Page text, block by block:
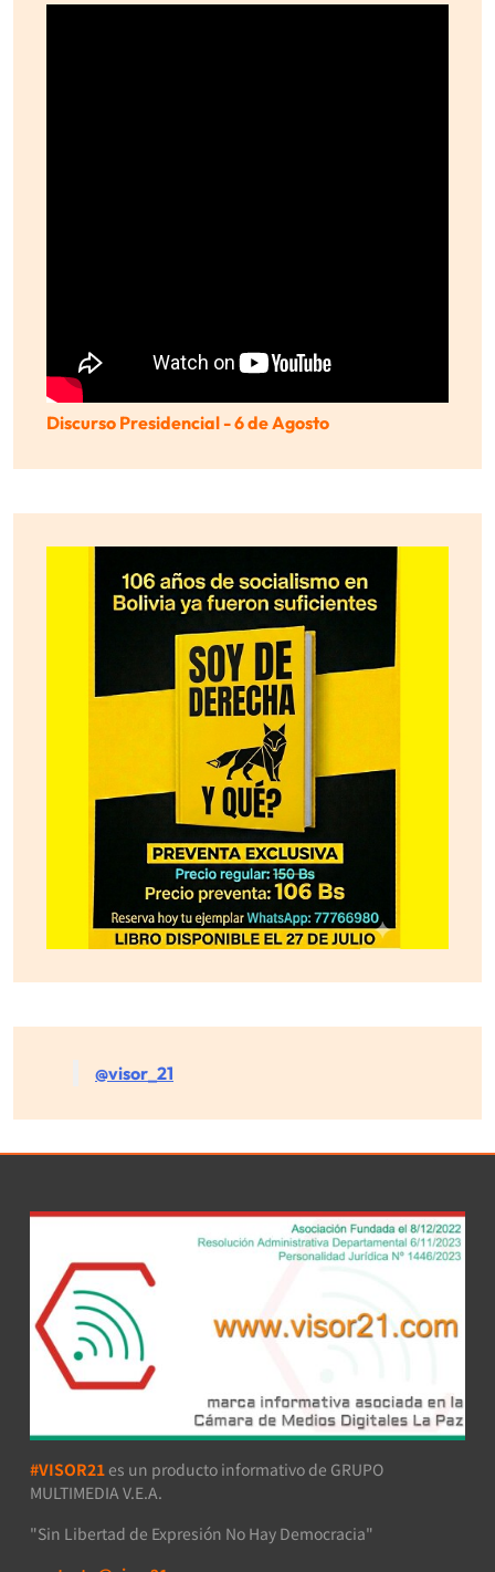
Discurso Presidencial - 6 de Agosto
@visor_21
#VISOR21 es un producto informativo de GRUPO
MULTIMEDIA V.E.A.
"Sin Libertad de Expresión No Hay Democracia"